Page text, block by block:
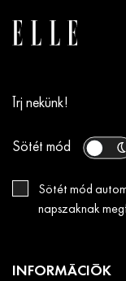
Írj nekünk!
Sötét mód
Sötét mód
napszaknak
INFORMÁCIÓK